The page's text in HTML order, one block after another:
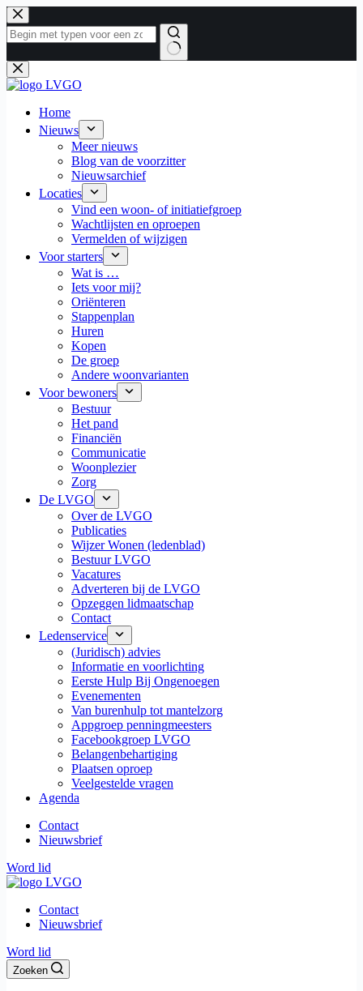
Ga
naar
de
Geen
resultaten
Home
Nieuws
Meer nieuws
Blog van de voorzitter
Nieuwsarchief
Locaties
Vind een woon- of initiatiefgroep
Wachtlijsten en oproepen
Vermelden of wijzigen
Voor starters
Wat is …
Iets voor mij?
Oriënteren
Stappenplan
Huren
Kopen
De groep
Andere woonvarianten
Voor bewoners
Bestuur
Het pand
Financiën
Communicatie
Woonplezier
Zorg
De LVGO
Over de LVGO
Publicaties
Wijzer Wonen (ledenblad)
Bestuur LVGO
Vacatures
Adverteren bij de LVGO
Opzeggen lidmaatschap
Contact
Ledenservice
(Juridisch) advies
Informatie en voorlichting
Eerste Hulp Bij Ongenoegen
Evenementen
Van burenhulp tot mantelzorg
Appgroep penningmeesters
Facebookgroep LVGO
Belangenbehartiging
Plaatsen oproep
Veelgestelde vragen
Agenda
Contact
Nieuwsbrief
Word lid
Contact
Nieuwsbrief
Word lid
Zoeken